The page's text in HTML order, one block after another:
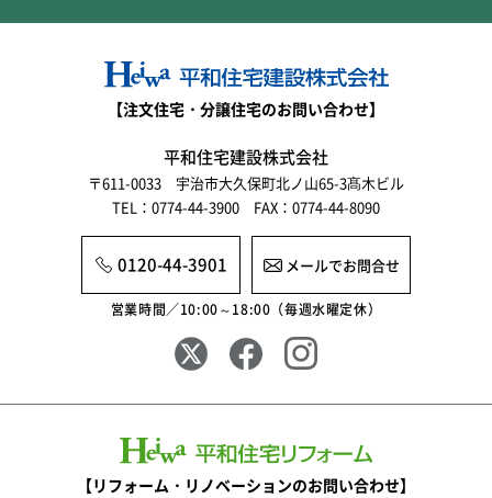
【注文住宅・分譲住宅のお問い合わせ】
平和住宅建設株式会社
〒611-0033 宇治市大久保町北ノ山65-3髙木ビル
TEL：0774-44-3900 FAX：0774-44-8090
0120-44-3901 メールでお問合せ
営業時間／10:00～18:00（毎週水曜定休）
【リフォーム・リノベーションのお問い合わせ】